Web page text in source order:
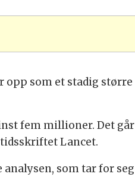
opp som et stadig større
fem millioner. Det går
Lancet.
som tar for seg